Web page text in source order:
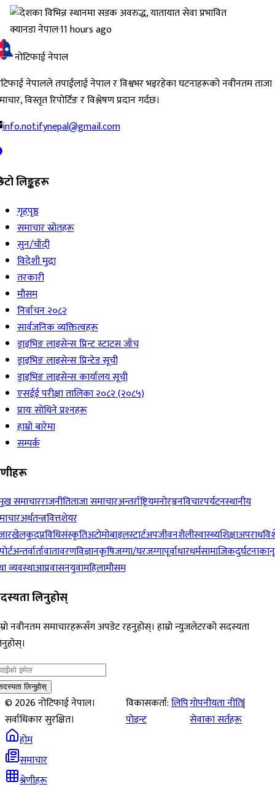
क्यानडा नेपाल·11 hours ago
नोटिफाई नेपाल
नेपालले तपाईंलाई नेपाल र विश्वभर भइरहेका घटनाहरूको नवीनतम ताजा
विस्तृत रिपोर्टिङ र विश्लेषण प्रदान गर्दछ।
info.notifynepal@gmail.com
लिङ्कहरू
गृहपृष्ठ
समाचार स्रोतहरू
सुन/चाँदी
विदेशी मुद्रा
तरकारी
मौसम
निर्वाचन २०८२
सार्वजनिक व्यक्तित्वहरू
ड्राइभिङ लाइसेन्स प्रिन्ट स्टाटस जाँच
ड्राइभिङ लाइसेन्स प्रिन्टेड सूची
ड्राइभिङ लाइसेन्स कार्यालय सूची
एसईई परीक्षा तालिका २०८२ (२०८५)
प्रायः सोधिने प्रश्‍नहरू
हाम्रो बारेमा
सम्पर्क
समाचारराजनीतिताजा समाचारअन्तर्राष्ट्रियमनोरञ्जनविचारपर्यटनस्थानीय
अर्थतन्त्रवित्तशेयर
खेलकुदप्रविधिसंस्कृतिअटोमोबाइलस्टार्टअपजीवनशैलीस्वास्थ्यशिक्षाअपराध
अन्तर्वार्तावातावरणविज्ञानकृषिजग्गा/घरजग्गापूर्वाधारधर्मसामाजिकदुर्घटना
व्यवस्थाआप्रवासनयुवामहिलामौसम
लिनुहोस्
नवीनतम समाचारहरूसँग अपडेट रहनुहोस्। हाम्रो न्युजलेटरको सदस्यता
लिनुहोस्
©2026नोटिफाई नेपाल।
सर्वाधिकार सुरक्षित।
विकासकर्ता:लिपि
पोइन्ट
गोपनीयता नीति|
सेवाका सर्तहरू
होम
समाचार
श्रेणीहरू